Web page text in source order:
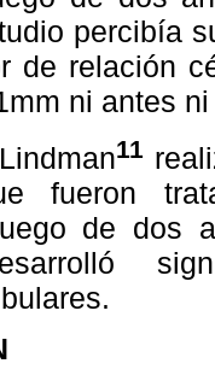
percibía
de relación
ni antes
11
fueron
de dos